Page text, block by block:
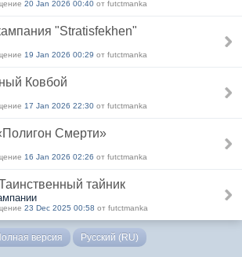
20 Jan 2026 00:40 от futctmanka
"Stratisfekhen"
19 Jan 2026 00:29 от futctmanka
Ковбой
17 Jan 2026 22:30 от futctmanka
Смерти»
16 Jan 2026 02:26 от futctmanka
тайник
23 Dec 2025 00:58 от futctmanka
версия Русский (RU)